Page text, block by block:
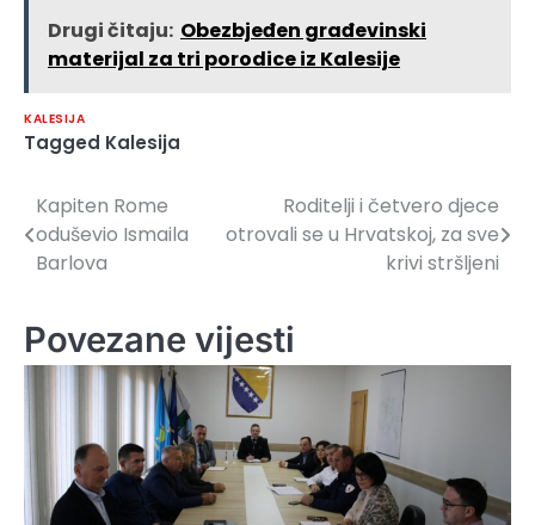
Drugi čitaju: Obezbjeđen građevinski
materijal za tri porodice iz Kalesije
KALESIJA
Tagged Kalesija
Navigacija
članaka
Kapiten Rome
oduševio Ismaila
Barlova
Roditelji i četvero djece
otrovali se u Hrvatskoj, za sve
krivi stršljeni
Povezane vijesti